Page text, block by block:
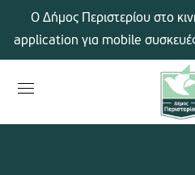
Ο Δήμος Περιστερίου στο
application για mobile